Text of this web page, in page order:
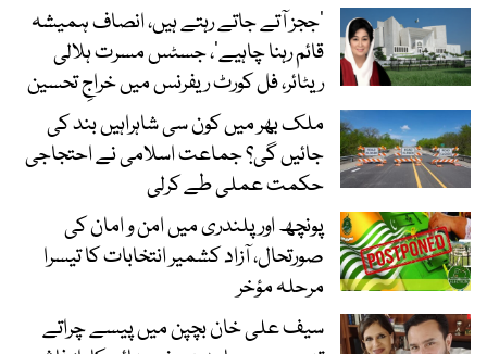
’ججز آتے جاتے رہتے ہیں، انصاف ہمیشہ
قائم رہنا چاہیے‘، جسٹس مسرت ہلالی
ریٹائر، فل کورٹ ریفرنس میں خراجِ تحسین
ملک بھر میں کون سی شاہراہیں بند کی
جائیں گی؟ جماعت اسلامی نے احتجاجی
حکمت عملی طے کرلی
پونچھ اور پلندری میں امن و امان کی
صورتحال، آزاد کشمیر انتخابات کا تیسرا
مرحلہ مؤخر
سیف علی خان بچپن میں پیسے چراتے